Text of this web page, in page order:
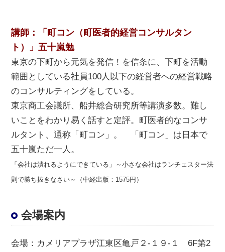
講師：「町コン（町医者的経営コンサルタン
ト）」五十嵐勉
東京の下町から元気を発信！を信条に、下町を活動
範囲としている社員100人以下の経営者への経営戦略
のコンサルティングをしている。
東京商工会議所、船井総合研究所等講演多数。難し
いことをわかり易く話すと定評。町医者的なコンサ
ルタント、通称「町コン」。 「町コン」は日本で
五十嵐ただ一人。
「会社は潰れるようにできている」～小さな会社はランチェスター法
則で勝ち抜きなさい～（中経出版：1575円）
会場案内
会場 ：カメリアプラザ江東区亀戸２-１９-１ 6F第2